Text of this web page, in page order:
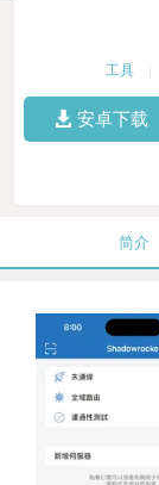
工具
安卓下载
简介